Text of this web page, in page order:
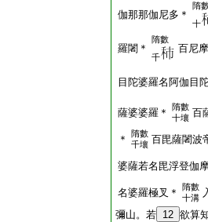
伽那那伽尼多＊
隋
十
羅闍＊
隋數
千
百尼
目陀婆羅名阿伽目
薩婆婆羅＊
隋數
十壤 百
＊
隋數
千壤 百毘薩闍波
婆薩若名毘浮登伽
名婆羅極叉＊
隋數
十溝
彌山。若 12 欲算